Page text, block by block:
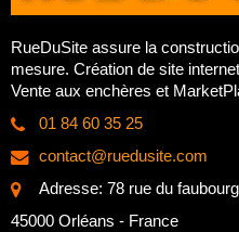
RueDuSite assure la
mesure. Création de site
Vente aux enchères et
01 84 60 35 25
contact@ruedusite.com
Adresse: 78 rue du
45000 Orléans - France